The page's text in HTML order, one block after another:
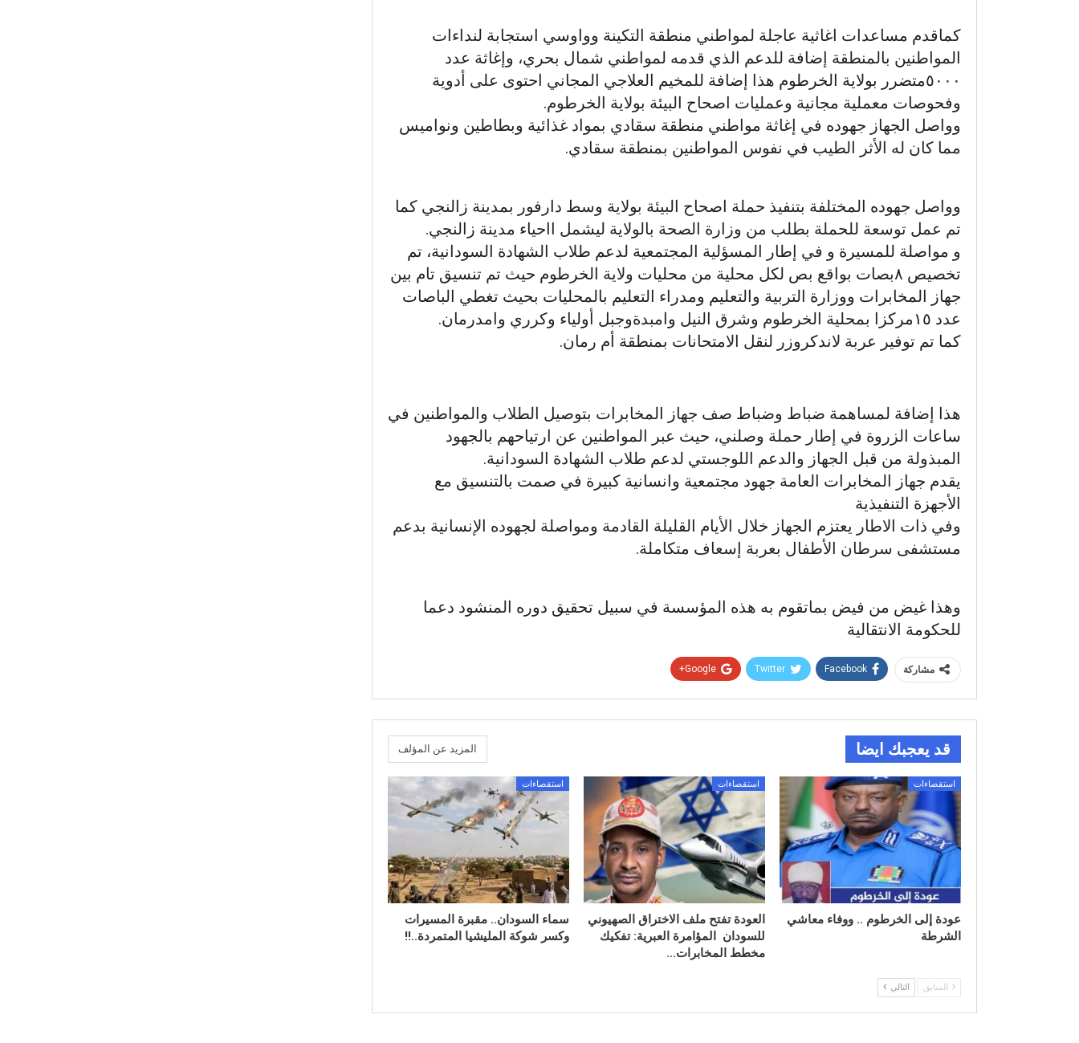
كماقدم مساعدات اغاثية عاجلة لمواطني منطقة التكينة وواوسي استجابة لنداءات
المواطنين بالمنطقة إضافة للدعم الذي قدمه لمواطني شمال بحري، وإغاثة عدد
٥٠٠٠متضرر بولاية الخرطوم هذا إضافة للمخيم العلاجي المجاني احتوى على أدوية
وفحوصات معملية مجانية وعمليات اصحاح البيئة بولاية الخرطوم.
وواصل الجهاز جهوده في إغاثة مواطني منطقة سقادي بمواد غذائية وبطاطين ونواميس
مما كان له الأثر الطيب في نفوس المواطنين بمنطقة سقادي.
وواصل جهوده المختلفة بتنفيذ حملة اصحاح البيئة بولاية وسط دارفور بمدينة زالنجي كما
تم عمل توسعة للحملة بطلب من وزارة الصحة بالولاية ليشمل ااحياء مدينة زالنجي.
و مواصلة للمسيرة و في إطار المسؤلية المجتمعية لدعم طلاب الشهادة السودانية، تم
تخصيص ٨بصات بواقع بص لكل محلية من محليات ولاية الخرطوم حيث تم تنسيق تام بين
جهاز المخابرات ووزارة التربية والتعليم ومدراء التعليم بالمحليات بحيث تغطي الباصات
عدد ١٥مركزا بمحلية الخرطوم وشرق النيل وامبدةوجبل أولياء وكرري وامدرمان.
كما تم توفير عربة لاندكروزر لنقل الامتحانات بمنطقة أم رمان.
هذا إضافة لمساهمة ضباط وضباط صف جهاز المخابرات بتوصيل الطلاب والمواطنين في
ساعات الزروة في إطار حملة وصلني، حيث عبر المواطنين عن ارتياحهم بالجهود
المبذولة من قبل الجهاز والدعم اللوجستي لدعم طلاب الشهادة السودانية.
يقدم جهاز المخابرات العامة جهود مجتمعية وانسانية كبيرة في صمت بالتنسيق مع
الأجهزة التنفيذية
وفي ذات الاطار يعتزم الجهاز خلال الأيام القليلة القادمة ومواصلة لجهوده الإنسانية بدعم
مستشفى سرطان الأطفال بعربة إسعاف متكاملة.
وهذا غيض من فيض بماتقوم به هذه المؤسسة في سبيل تحقيق دوره المنشود دعما
للحكومة الانتقالية
مشاركة Facebook
Twitter
Google+
قد يعجبك ايضا المزيد عن المؤلف
استقصاءات
عودة إلى الخرطوم .. ووفاء معاشي
الشرطة
استقصاءات
العودة تفتح ملف الاختراق الصهيوني
للسودان المؤامرة العبرية: تفكيك
مخطط المخابرات…
استقصاءات
سماء السودان.. مقبرة المسيرات
وكسر شوكة المليشيا المتمردة..!!
السابق التالي